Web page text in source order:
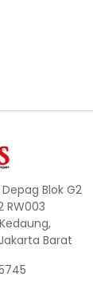
Blok G2
RW003
Barat